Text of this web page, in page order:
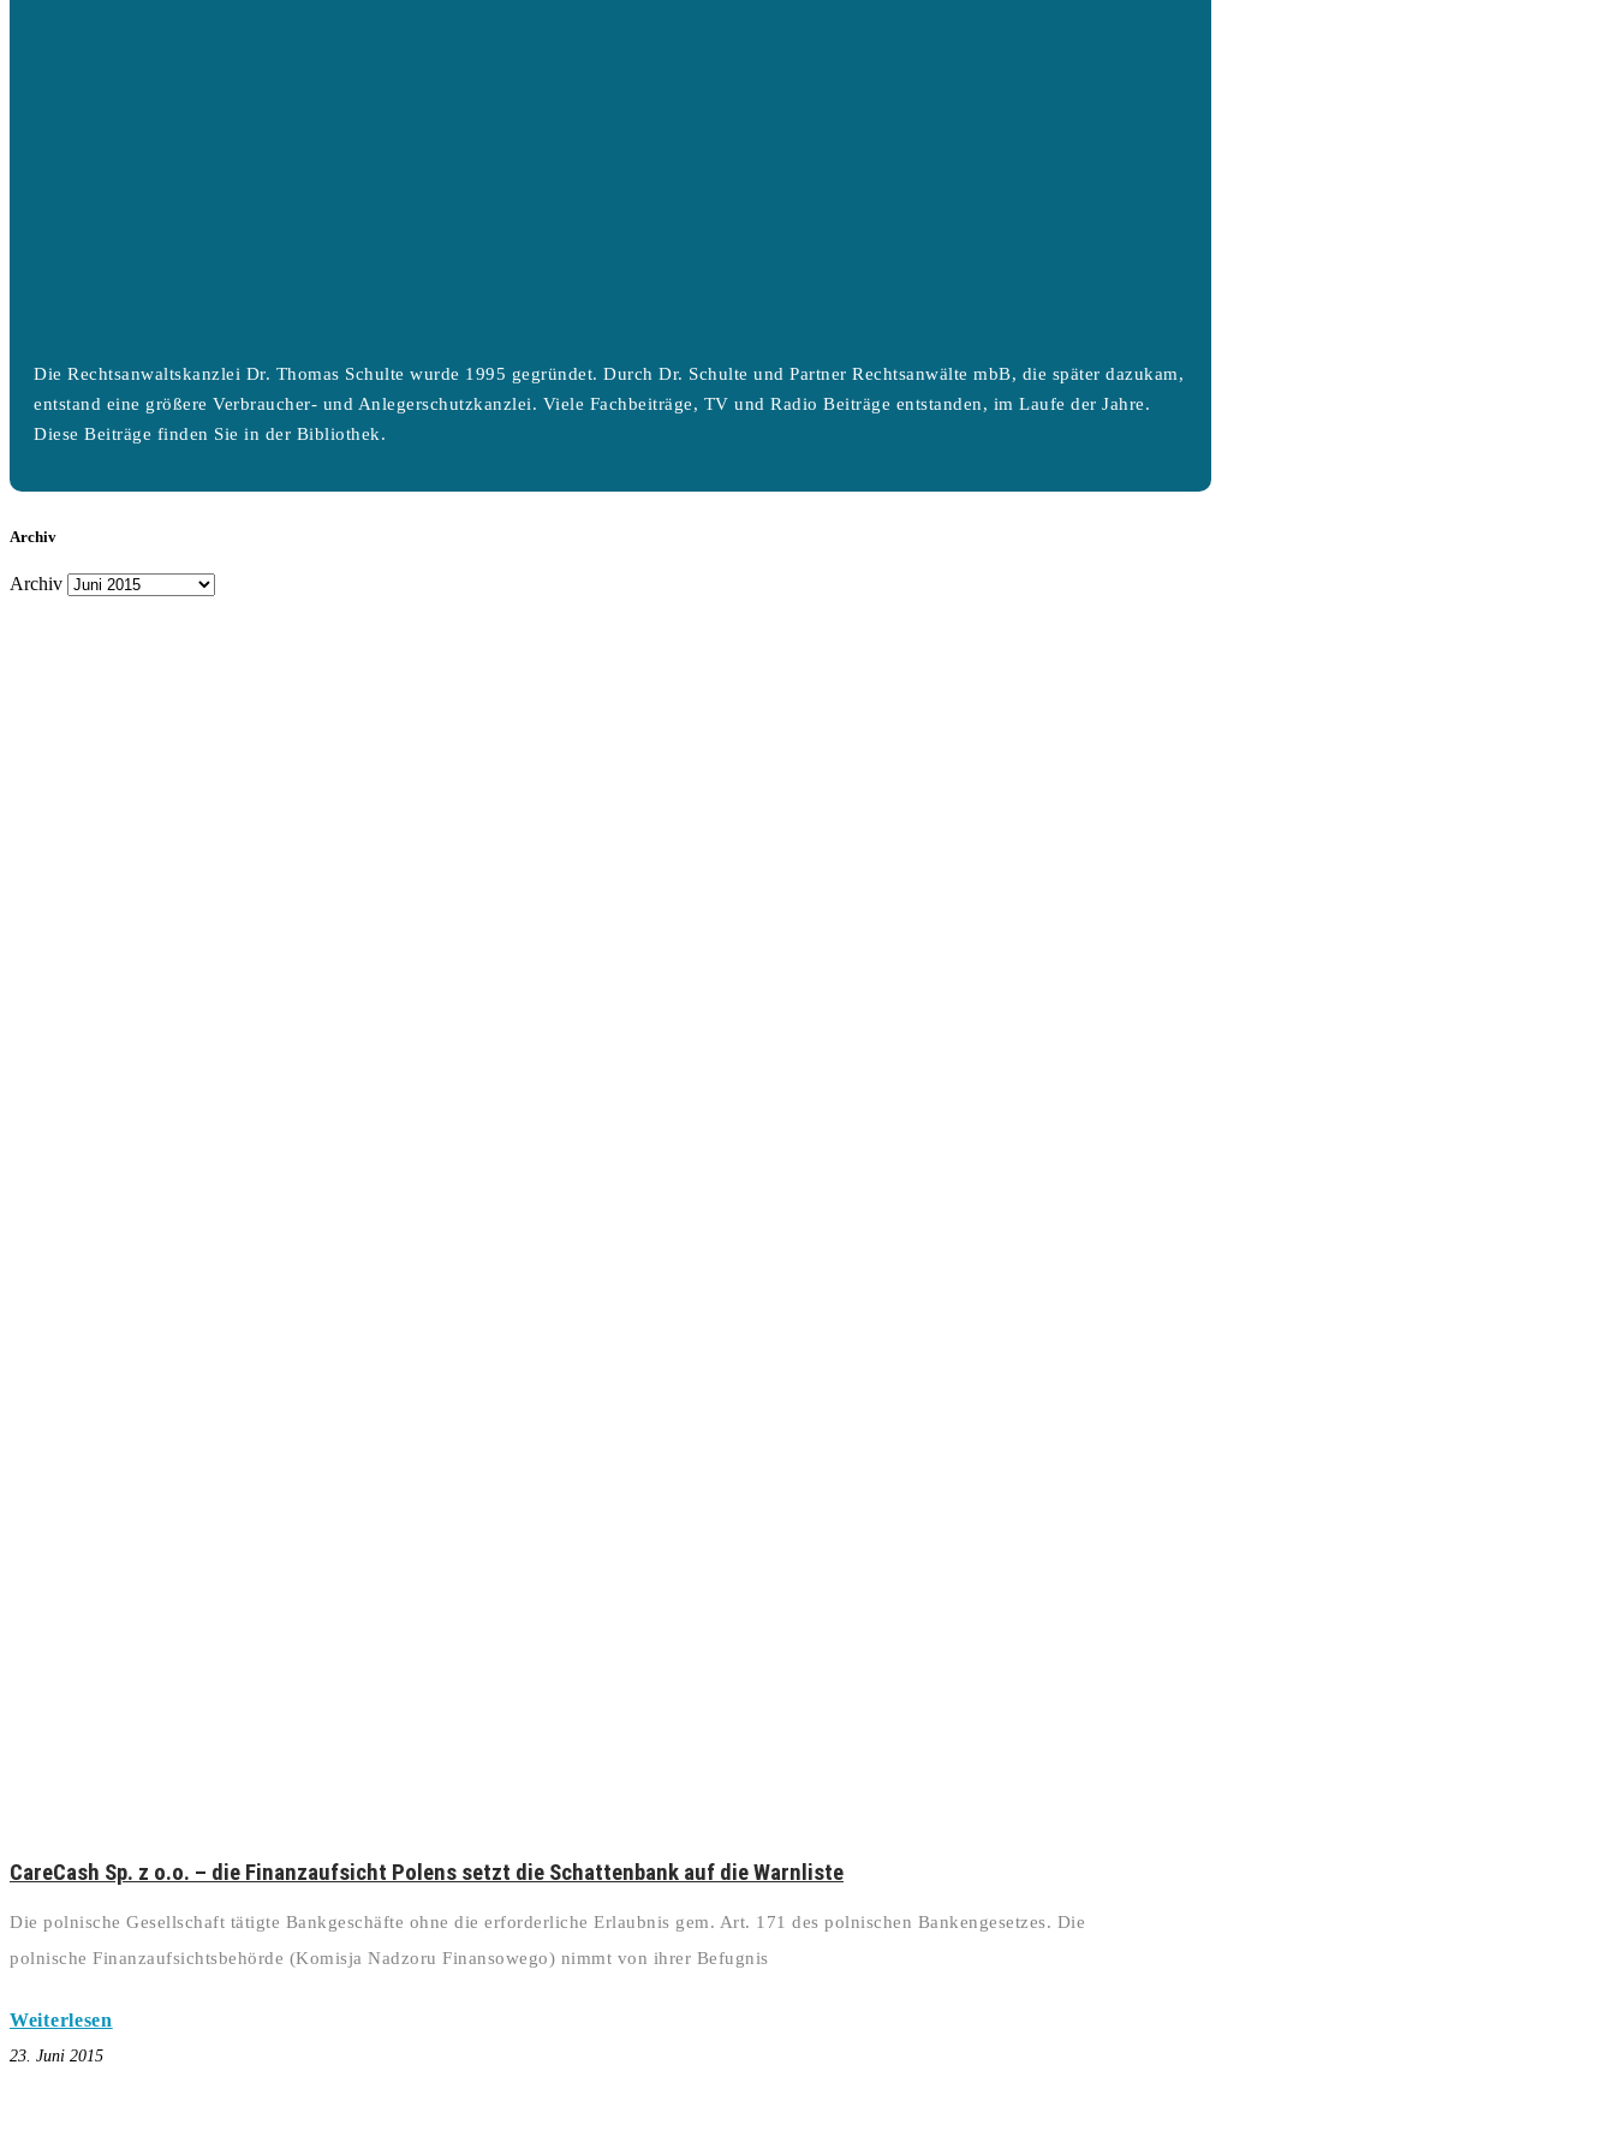
Die Rechtsanwaltskanzlei Dr. Thomas Schulte wurde 1995 gegründet. Durch Dr. Schulte und Partner Rechtsanwälte mbB, die später dazukam,
entstand eine größere Verbraucher- und Anlegerschutzkanzlei. Viele Fachbeiträge, TV und Radio Beiträge entstanden, im Laufe der Jahre.
Diese Beiträge finden Sie in der Bibliothek.
Archiv
Archiv
CareCash Sp. z o.o. – die Finanzaufsicht Polens setzt die Schattenbank auf die Warnliste
Die polnische Gesellschaft tätigte Bankgeschäfte ohne die erforderliche Erlaubnis gem. Art. 171 des polnischen Bankengesetzes. Die
polnische Finanzaufsichtsbehörde (Komisja Nadzoru Finansowego) nimmt von ihrer Befugnis
Weiterlesen
23. Juni 2015